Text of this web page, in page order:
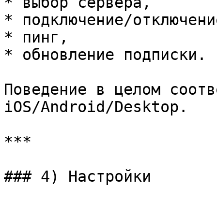
* подключение/
* пинг,
* обновление подписки.
Поведение в целом
iOS/Android/Desktop.
***
### 4) Настройки